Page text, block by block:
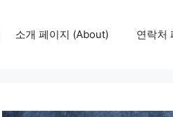
소개 페이지 (About) 연락처